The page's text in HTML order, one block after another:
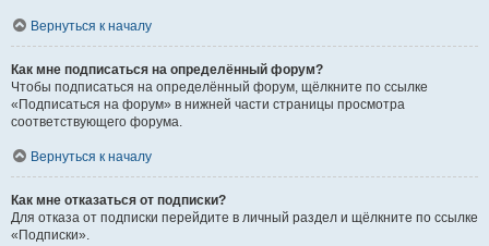
Вернуться к началу
Как мне подписаться на определённый форум?
Чтобы подписаться на определённый форум, щёлкните по ссылке
«Подписаться на форум» в нижней части страницы просмотра
соответствующего форума.
Вернуться к началу
Как мне отказаться от подписки?
Для отказа от подписки перейдите в личный раздел и щёлкните по ссылке
«Подписки».